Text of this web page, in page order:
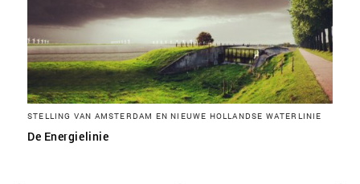
STELLING VAN AMSTERDAM EN NIEUWE HOLLANDSE WATERLINIE
De Energielinie